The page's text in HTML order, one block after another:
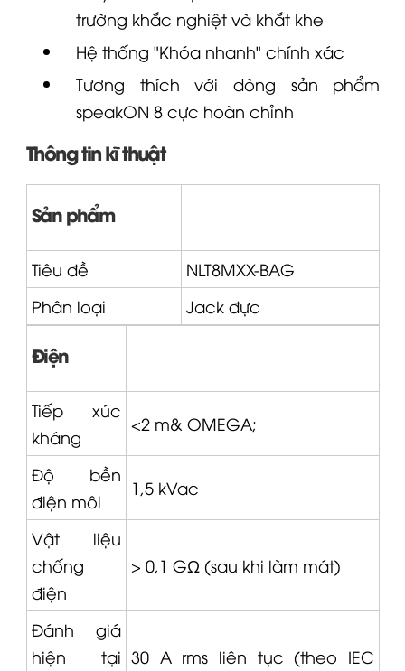
trường khắc nghiệt và khắt khe
Hệ thống "Khóa nhanh" chính xác
Tương thích với dòng sản phẩm
speakON 8 cực hoàn chỉnh
Thông tin kĩ thuật
Sản phẩm
Tiêu đề
NLT8MXX-BAG
Phân loại
Jack đực
Điện
Tiếp xúc
kháng
<2 m& OMEGA;
Độ bền
điện môi
1,5 kVac
Vật liệu
chống
điện
> 0,1 GΩ (sau khi làm mát)
Đánh giá
hiện tại 30 A rms liên tục (theo IEC